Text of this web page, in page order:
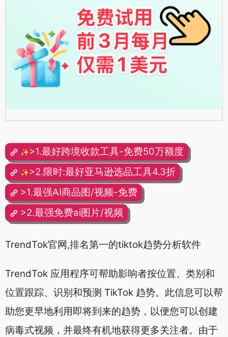
✨>1.最好跨境收款工具-免费50万额度
✨>2.限时:最好亚马逊选品工具4.3折
>1.最强AI商品图/视频-免费
>2.最强免费ai图片/视频
TrendTok官网,排名第一的tiktok趋势分析软件
TrendTok 应用程序可帮助影响者按位置、类别和
位置跟踪、识别和预测 TikTok 趋势。此信息可以帮
助您更早地利用即将到来的趋势，以便您可以创建
病毒式视频，并最终有机地获得更多关注者。由于